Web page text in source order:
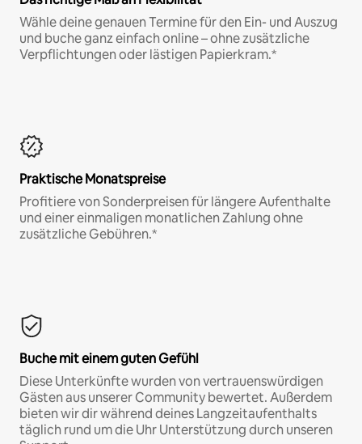
Wähle deine genauen Termine für den Ein- und Auszug
und buche ganz einfach online – ohne zusätzliche
Verpflichtungen oder lästigen Papierkram.*
Praktische Monatspreise
Profitiere von Sonderpreisen für längere Aufenthalte
und einer einmaligen monatlichen Zahlung ohne
zusätzliche Gebühren.*
Buche mit einem guten Gefühl
Diese Unterkünfte wurden von vertrauenswürdigen
Gästen aus unserer Community bewertet. Außerdem
bieten wir dir während deines Langzeitaufenthalts
täglich rund um die Uhr Unterstützung durch unseren